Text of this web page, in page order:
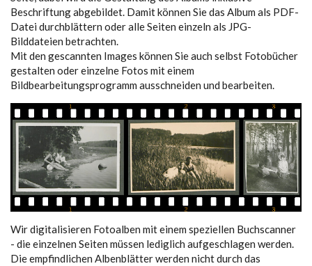
Beschriftung abgebildet. Damit können Sie das Album als PDF-
Datei durchblättern oder alle Seiten einzeln als JPG-
Bilddateien betrachten.
Mit den gescannten Images können Sie auch selbst Fotobücher
gestalten oder einzelne Fotos mit einem
Bildbearbeitungsprogramm ausschneiden und bearbeiten.
Wir digitalisieren Fotoalben mit einem speziellen Buchscanner
- die einzelnen Seiten müssen lediglich aufgeschlagen werden.
Die empfindlichen Albenblätter werden nicht durch das